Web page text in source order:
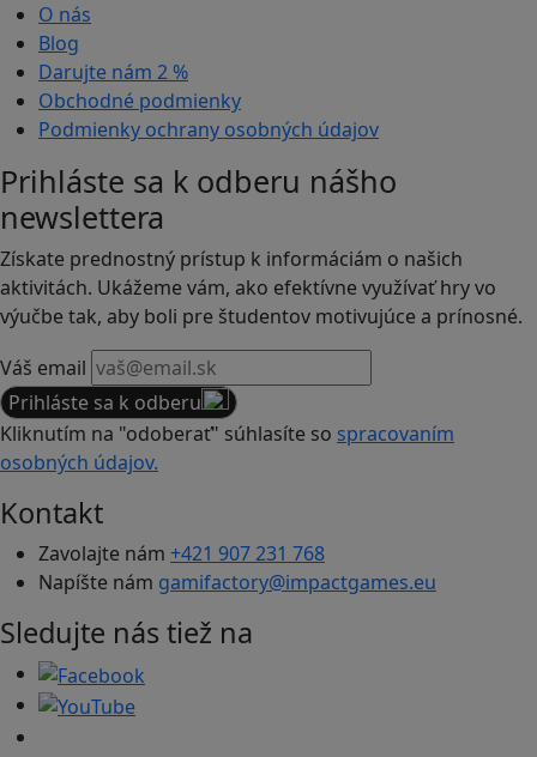
O nás
Blog
Darujte nám 2 %
Obchodné podmienky
Podmienky ochrany osobných údajov
Prihláste sa k odberu nášho
newslettera
Získate prednostný prístup k informáciám o našich
aktivitách. Ukážeme vám, ako efektívne využívať hry vo
výučbe tak, aby boli pre študentov motivujúce a prínosné.
Váš email
Prihláste sa k odberu
Kliknutím na "odoberať" súhlasíte so spracovaním
osobných údajov.
Kontakt
Zavolajte nám +421 907 231 768
Napíšte nám gamifactory@impactgames.eu
Sledujte nás tiež na